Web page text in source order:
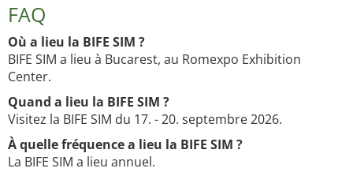
FAQ
Où a lieu la BIFE SIM ?
BIFE SIM a lieu à Bucarest, au Romexpo Exhibition
Center.
Quand a lieu la BIFE SIM ?
Visitez la BIFE SIM du 17. - 20. septembre 2026.
À quelle fréquence a lieu la BIFE SIM ?
La BIFE SIM a lieu annuel.